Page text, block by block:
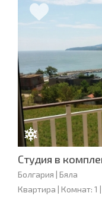
Студия в
Болгария | Бяла
Квартира | Комнат: 1 |